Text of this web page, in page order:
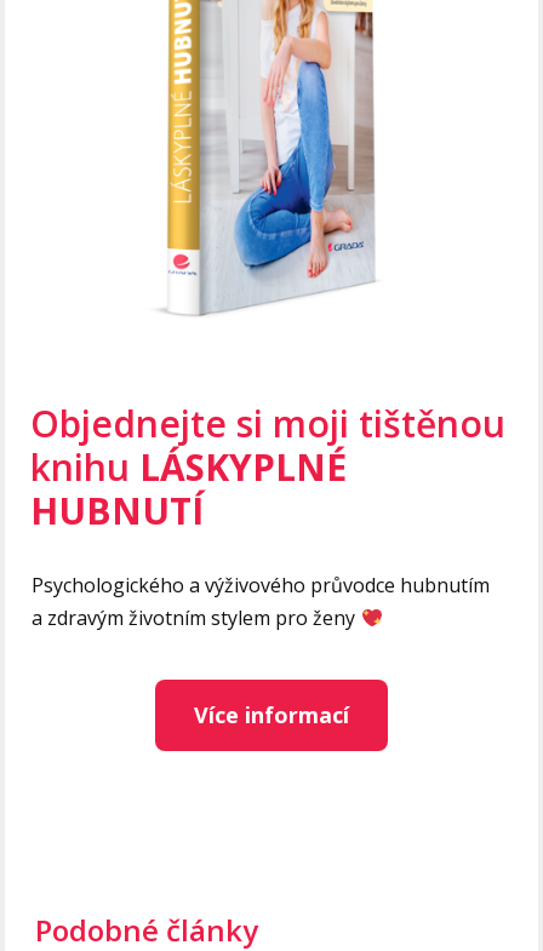
Objednejte si moji tištěnou
knihu LÁSKYPLNÉ
HUBNUTÍ
Psychologického a výživového průvodce hubnutím
a zdravým životním stylem pro ženy
Více informací
Podobné články